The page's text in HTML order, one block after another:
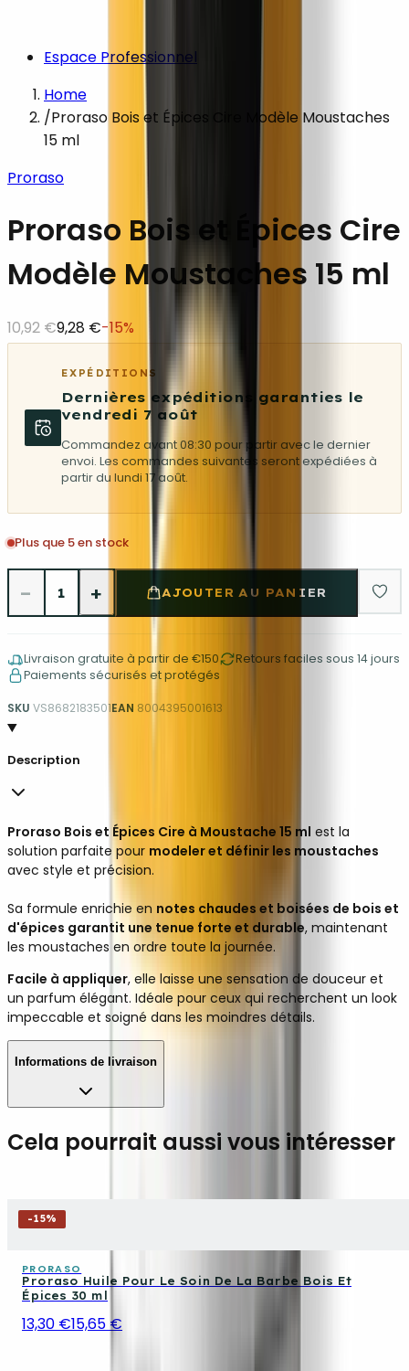
Espace Professionnel
Home
/Proraso Bois et Épices Cire Modèle Moustaches
15 ml
Proraso
Proraso Bois et Épices Cire
Modèle Moustaches 15 ml
10,92 €9,28 €-15%
EXPÉDITIONS
Dernières expéditions garanties le
vendredi 7 août
Commandez avant 08:30 pour partir avec le dernier
envoi. Les commandes suivantes seront expédiées à
partir du lundi 17 août.
Plus que 5 en stock
− 1 + AJOUTER AU PANIER
Livraison gratuite à partir de €150
Retours faciles sous 14 jours
Paiements sécurisés et protégés
SKU VS8682183501EAN 8004395001613
Description
Proraso Bois et Épices Cire à Moustache 15 ml est la
solution parfaite pour modeler et définir les moustaches
avec style et précision.
Sa formule enrichie en notes chaudes et boisées de bois et
d'épices garantit une tenue forte et durable, maintenant
les moustaches en ordre toute la journée.
Facile à appliquer, elle laisse une sensation de douceur et
un parfum élégant. Idéale pour ceux qui recherchent un look
impeccable et soigné dans les moindres détails.
Informations de livraison
Cela pourrait aussi vous intéresser
-15%
PRORASO
Proraso Huile Pour Le Soin De La Barbe Bois Et
Épices 30 ml
13,30 €15,65 €